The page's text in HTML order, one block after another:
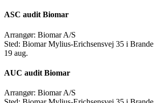
ASC audit Biomar
Arrangør: Biomar A/S
Sted: Biomar Mylius-Erichsensvej 35 i Brande
19 aug.
AUC audit Biomar
Arrangør: Biomar A/S